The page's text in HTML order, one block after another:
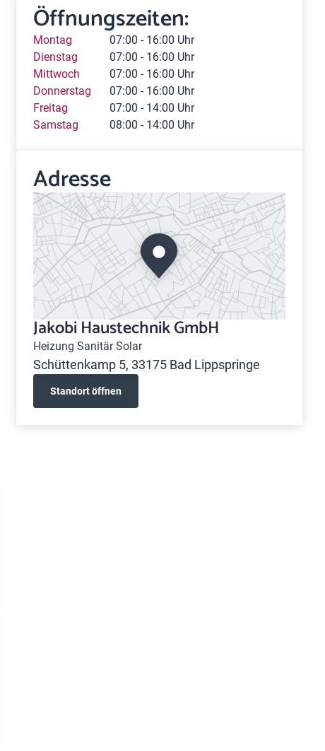
Öffnungszeiten:
Montag
07:00 - 16:00 Uhr
Dienstag
07:00 - 16:00 Uhr
Mittwoch
07:00 - 16:00 Uhr
Donnerstag
07:00 - 16:00 Uhr
Freitag
07:00 - 14:00 Uhr
Samstag
08:00 - 14:00 Uhr
Adresse
Jakobi Haustechnik GmbH
Heizung Sanitär Solar
Schüttenkamp 5, 33175 Bad Lippspringe
Standort öffnen